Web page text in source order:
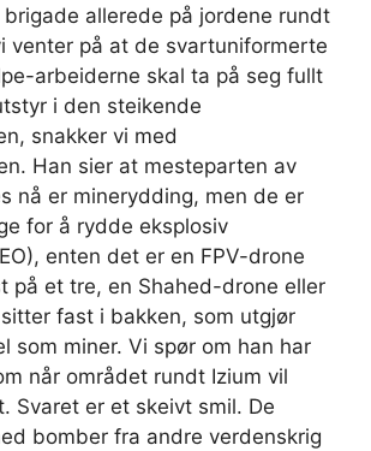
allerede på jordene rundt
venter på at de svartuniformerte
arbeiderne skal ta på seg fullt
i den steikende
snakker vi med
Han sier at mesteparten av
nå er minerydding, men de er
for å rydde eksplosiv
enten det er en FPV-drone
på et tre, en Shahed-drone eller
fast i bakken, som utgjør
som miner. Vi spør om han har
når området rundt Izium vil
Svaret er et skeivt smil. De
bomber fra andre verdenskrig